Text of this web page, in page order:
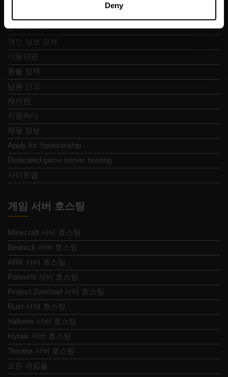
Deny
콘택트 렌즈
개인 정보 정책
이용약관
환불 정책
남용 신고
제어판
지원하다
채용 정보
Apply for Sponsorship
Dedicated game server hosting
사이트맵
게임 서버 호스팅
Minecraft 서버 호스팅
Bedrock 서버 호스팅
ARK 서버 호스팅
Palworld 서버 호스팅
Project Zomboid 서버 호스팅
Rust 서버 호스팅
Valheim 서버 호스팅
Hytale 서버 호스팅
Terraria 서버 호스팅
모든 게임들